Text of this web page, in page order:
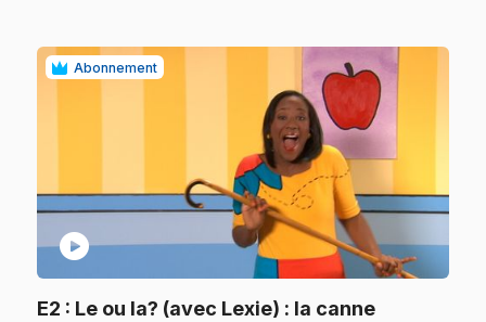
Abonnement
play_circle
E2 : Le ou la? (avec Lexie) : la canne.